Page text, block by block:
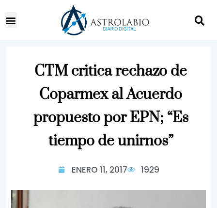
CTM critica rechazo de
Coparmex al Acuerdo
propuesto por EPN; “Es
tiempo de unirnos”
ENERO 11, 2017 1929